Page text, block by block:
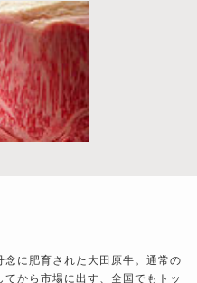
に肥育された大田原牛。通常の
から市場に出す、全国でもトッ